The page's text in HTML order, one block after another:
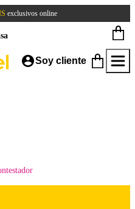
exclusivos online
Soy cliente